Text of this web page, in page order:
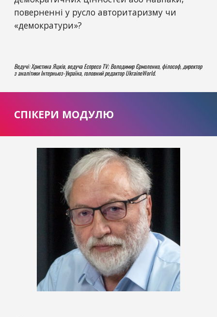
поверненні у русло авторитаризму чи
«демократури»?
Ведучі: Христина Яцків, ведуча Еспресо TV; Володимир Єрмоленко, філософ, директор
з аналітики Інтерньюз-Україна, головний редактор UkraineWorld.
СПІКЕРИ МОДУЛЮ